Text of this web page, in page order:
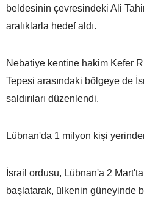
beldesinin çevresindeki Ali
aralıklarla hedef aldı.
Nebatiye kentine hakim Kefer
Tepesi arasındaki bölgeye de
saldırıları düzenlendi.
Lübnan'da 1 milyon kişi
İsrail ordusu, Lübnan'a 2 Mart'ta
başlatarak, ülkenin güneyinde